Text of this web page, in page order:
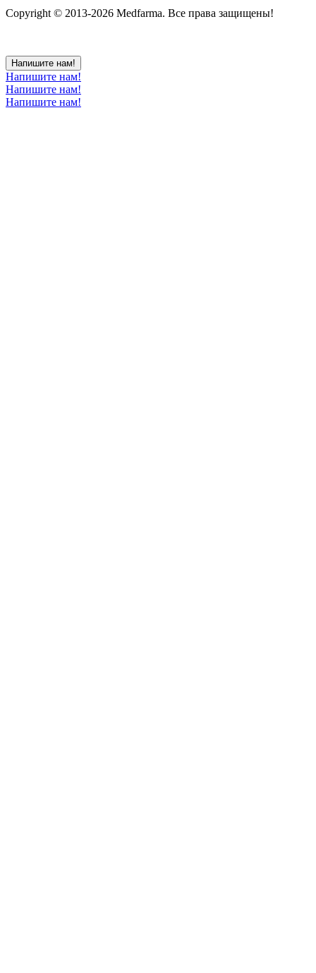
Copyright © 2013-2026 Medfarma. Все права защищены!
Напишите нам!
Напишите нам!
Напишите нам!
Напишите нам!